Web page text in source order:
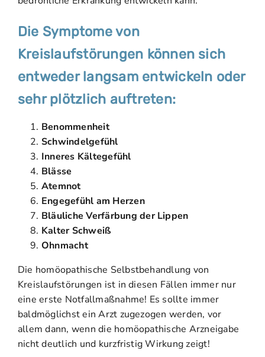
Die Symptome von
Kreislaufstörungen können sich
entweder langsam entwickeln oder
sehr plötzlich auftreten:
Benommenheit
Schwindelgefühl
Inneres Kältegefühl
Blässe
Atemnot
Engegefühl am Herzen
Bläuliche Verfärbung der Lippen
Kalter Schweiß
Ohnmacht
Die homöopathische Selbstbehandlung von
Kreislaufstörungen ist in diesen Fällen immer nur
eine erste Notfallmaßnahme! Es sollte immer
baldmöglichst ein Arzt zugezogen werden, vor
allem dann, wenn die homöopathische Arzneigabe
nicht deutlich und kurzfristig Wirkung zeigt!